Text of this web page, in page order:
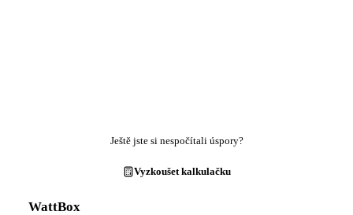
Ještě jste si nespočítali úspory?
Vyzkoušet kalkulačku
WattBox